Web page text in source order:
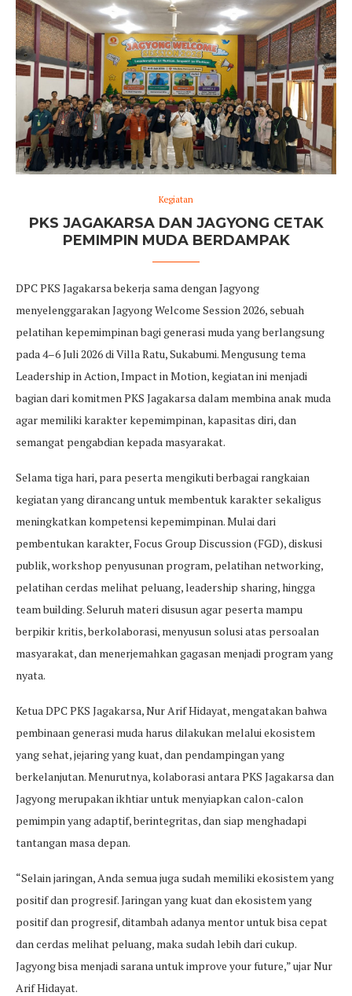
Kegiatan
PKS JAGAKARSA DAN JAGYONG CETAK
PEMIMPIN MUDA BERDAMPAK
DPC PKS Jagakarsa bekerja sama dengan Jagyong
menyelenggarakan Jagyong Welcome Session 2026, sebuah
pelatihan kepemimpinan bagi generasi muda yang berlangsung
pada 4–6 Juli 2026 di Villa Ratu, Sukabumi. Mengusung tema
Leadership in Action, Impact in Motion, kegiatan ini menjadi
bagian dari komitmen PKS Jagakarsa dalam membina anak muda
agar memiliki karakter kepemimpinan, kapasitas diri, dan
semangat pengabdian kepada masyarakat.
Selama tiga hari, para peserta mengikuti berbagai rangkaian
kegiatan yang dirancang untuk membentuk karakter sekaligus
meningkatkan kompetensi kepemimpinan. Mulai dari
pembentukan karakter, Focus Group Discussion (FGD), diskusi
publik, workshop penyusunan program, pelatihan networking,
pelatihan cerdas melihat peluang, leadership sharing, hingga
team building. Seluruh materi disusun agar peserta mampu
berpikir kritis, berkolaborasi, menyusun solusi atas persoalan
masyarakat, dan menerjemahkan gagasan menjadi program yang
nyata.
Ketua DPC PKS Jagakarsa, Nur Arif Hidayat, mengatakan bahwa
pembinaan generasi muda harus dilakukan melalui ekosistem
yang sehat, jejaring yang kuat, dan pendampingan yang
berkelanjutan. Menurutnya, kolaborasi antara PKS Jagakarsa dan
Jagyong merupakan ikhtiar untuk menyiapkan calon-calon
pemimpin yang adaptif, berintegritas, dan siap menghadapi
tantangan masa depan.
“Selain jaringan, Anda semua juga sudah memiliki ekosistem yang
positif dan progresif. Jaringan yang kuat dan ekosistem yang
positif dan progresif, ditambah adanya mentor untuk bisa cepat
dan cerdas melihat peluang, maka sudah lebih dari cukup.
Jagyong bisa menjadi sarana untuk improve your future,” ujar Nur
Arif Hidayat.